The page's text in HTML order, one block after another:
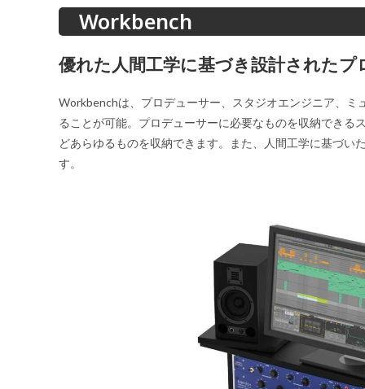
Workbench
優れた人間工学に基づき設計された
Workbenchは、プロデューサー、スタジオエンジニア、
ることが可能。プロデューサーに必要なものを収納でき
どあらゆるものを収納できます。また、人間工学に基づ
す。